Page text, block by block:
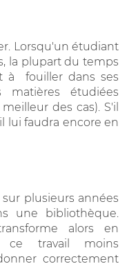
Lorsqu'un étudiant
la plupart du temps
à fouiller dans ses
matières étudiées
des cas). S'il
lui faudra encore en
plusieurs années
une bibliothèque.
alors en
ce travail moins
correctement